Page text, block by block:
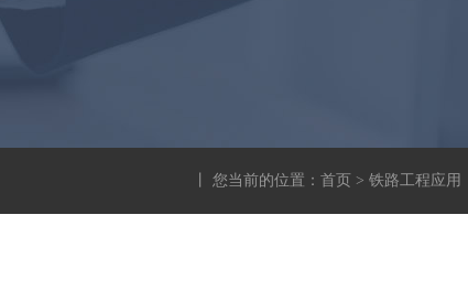
丨 您当前的位置： 首页 > 铁路工程应用